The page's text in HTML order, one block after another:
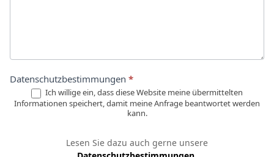
Datenschutzbestimmungen *
Ich willige ein, dass diese Website meine übermittelten
Informationen speichert, damit meine Anfrage beantwortet werden
kann.
Lesen Sie dazu auch gerne unsere